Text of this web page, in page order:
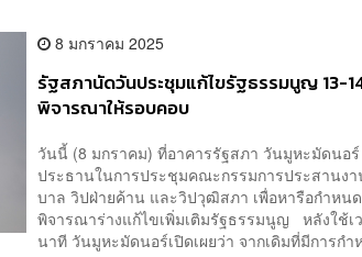
8 มกราคม 2025
รัฐสภานัดวันประชุมแก้ไขรัฐธรรมนูญ 13-
พิจารณาให้รอบคอบ
วันนี้ (8 มกราคม) ที่อาคารรัฐสภา วันมูหะมัดนอ
ประธานในการประชุมคณะกรรมการประสานงา
บาล วิปฝ่ายค้าน และวิปวุฒิสภา เพื่อหารือกำหน
พิจารณาร่างแก้ไขเพิ่มเติมรัฐธรรมนูญ หลังใช้เ
นาที วันมูหะมัดนอร์เปิดเผยว่า จากเดิมที่มีการกำ